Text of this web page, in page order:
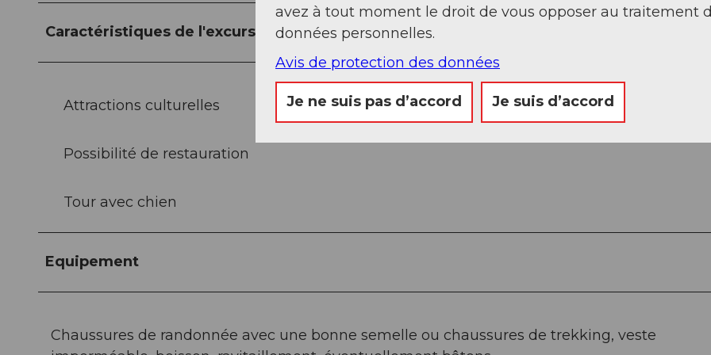
Caractéristiques de l'excursion
Attractions culturelles
Possibilité de restauration
Tour avec chien
Equipement
Chaussures de randonnée avec une bonne semelle ou chaussures de trekking, veste
avez à tout moment le droit de vous opposer au traitement
données personnelles.
Avis de protection des données
Je ne suis pas d’accord Je suis d’accord